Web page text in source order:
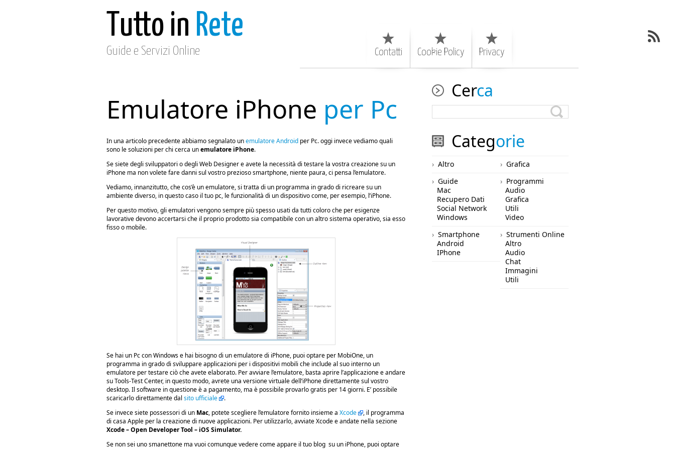
Tutto in Rete
Guide e Servizi Online Contatti Cookie Policy Privacy
Emulatore iPhone per Pc
In una articolo precedente abbiamo segnalato unemulatore Android per Pc. oggi invece vediamo quali
sono le soluzioni per chi cerca unemulatore iPhone.
Se siete degli sviluppatori o degli Web Designer e avete la necessità di testare la vostra creazione su un
iPhone ma non volete fare danni sul vostro prezioso smartphone, niente paura, ci pensa l’emulatore.
Vediamo, innanzitutto, che cos’è un emulatore, si tratta di un programma in grado di ricreare su un
ambiente diverso, in questo caso il tuo pc, le funzionalità di un dispositivo come, per esempio, l’iPhone.
Per questo motivo, gli emulatori vengono sempre più spesso usati da tutti coloro che per esigenze
lavorative devono accertarsi che il proprio prodotto sia compatibile con un altro sistema operativo, sia esso
fisso o mobile.
Se hai un Pc con Windows e hai bisogno di un emulatore di iPhone, puoi optare per MobiOne, un
programma in grado di sviluppare applicazioni per i dispositivi mobili che include al suo interno un
emulatore per testare ciò che avete elaborato. Per avviare l’emulatore, basta aprire l’applicazione e andare
su Tools-Test Center, in questo modo, avrete una versione virtuale dell’iPhone direttamente sul vostro
desktop. Il software in questione è a pagamento, ma è possibile provarlo gratis per 14 giorni. E’ possibile
scaricarlo direttamente dal sito ufficiale
.
Se invece siete possessori di un Mac, potete scegliere l’emulatore fornito insieme a Xcode
, il programma
di casa Apple per la creazione di nuove applicazioni. Per utilizzarlo, avviate Xcode e andate nella sezione
Xcode – Open Developer Tool – iOS Simulator.
Se non sei uno smanettone ma vuoi comunque vedere come appare il tuo blog su un iPhone, puoi optare
Cerca
Categorie
Altro
Grafica
Guide
Mac
Recupero Dati
Social Network
Windows
Programmi
Audio
Grafica
Utili
Video
Smartphone
Android
IPhone
Strumenti Online
Altro
Audio
Chat
Immagini
Utili